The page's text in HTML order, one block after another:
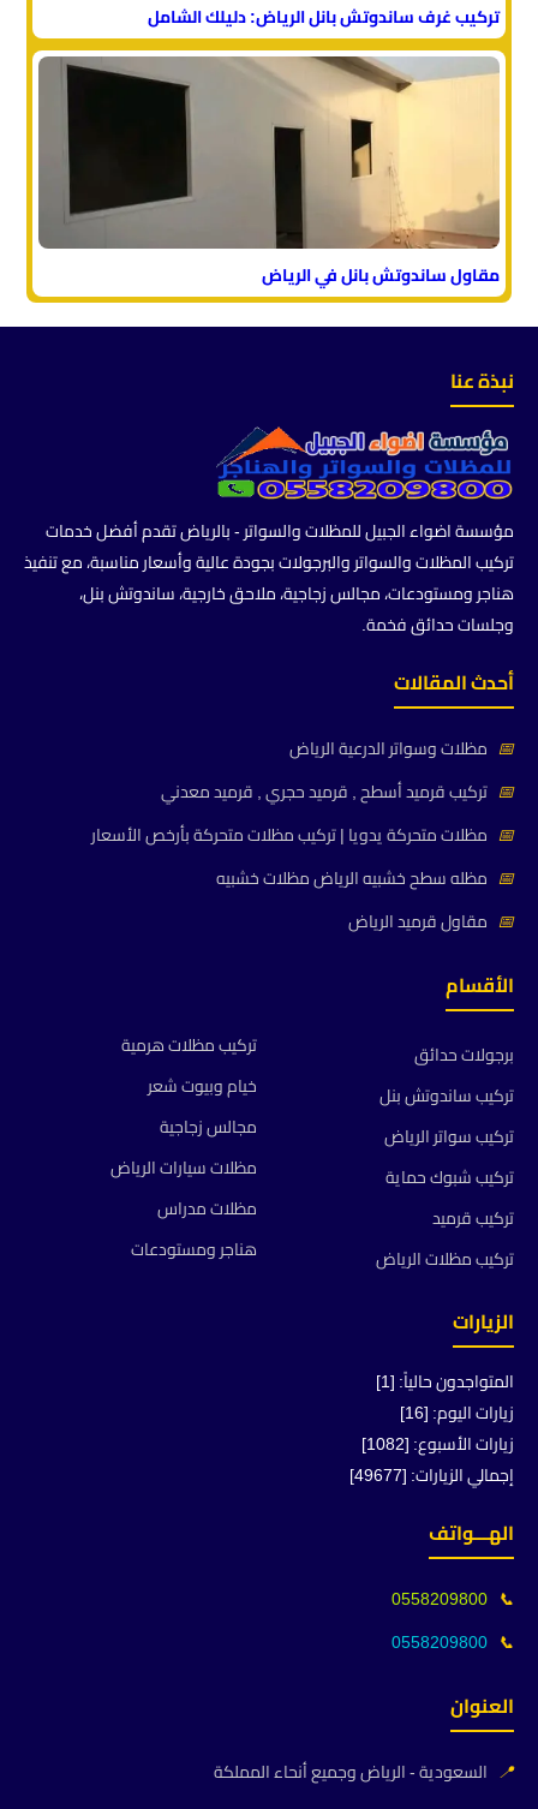
تركيب غرف ساندوتش بانل الرياض: دليلك الشامل
مقاول ساندوتش بانل في الرياض
نبذة عنا
مؤسسة اضواء الجبيل للمظلات والسواتر - بالرياض تقدم أفضل خدمات
تركيب المظلات والسواتر والبرجولات بجودة عالية وأسعار مناسبة، مع تنفيذ
هناجر ومستودعات، مجالس زجاجية، ملاحق خارجية، ساندوتش بنل،
وجلسات حدائق فخمة.
أحدث المقالات
📅 مظلات وسواتر الدرعية الرياض
📅 تركيب قرميد أسطح , قرميد حجري , قرميد معدني
📅 مظلات متحركة يدويا | تركيب مظلات متحركة بأرخص الأسعار
📅 مظله سطح خشبيه الرياض مظلات خشبيه
📅 مقاول قرميد الرياض
الأقسام
برجولات حدائق
تركيب ساندوتش بنل
تركيب سواتر الرياض
تركيب شبوك حماية
تركيب قرميد
تركيب مظلات الرياض
تركيب مظلات هرمية
خيام وبيوت شعر
مجالس زجاجية
مظلات سيارات الرياض
مظلات مدراس
هناجر ومستودعات
الزيارات
المتواجدون حالياً: [1]
زيارات اليوم: [16]
زيارات الأسبوع: [1082]
إجمالي الزيارات: [49677]
الهـــواتف
📞
0558209800
📞
0558209800
العنوان
📍 السعودية - الرياض وجميع أنحاء المملكة